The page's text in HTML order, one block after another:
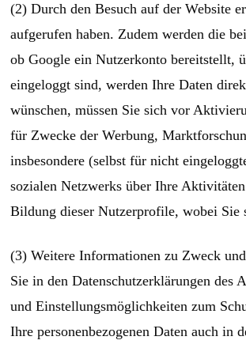
(2) Durch den Besuch auf der Website
aufgerufen haben. Zudem werden die
ob Google ein Nutzerkonto bereitstellt,
eingeloggt sind, werden Ihre Daten
wünschen, müssen Sie sich vor
für Zwecke der Werbung,
insbesondere (selbst für nicht
sozialen Netzwerks über Ihre
Bildung dieser Nutzerprofile, wobei Sie
(3) Weitere Informationen zu Zweck
Sie in den Datenschutzerklärungen des
und Einstellungsmöglichkeiten zum
Ihre personenbezogenen Daten auch